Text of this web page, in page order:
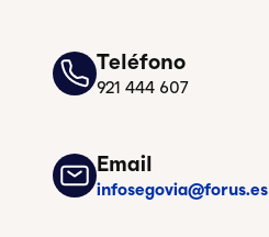
Teléfono
921 444 607
Email
infosegovia@forus.es